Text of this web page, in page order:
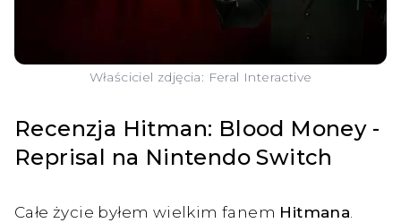
ZALOGUJ
Właściciel zdjęcia: Feral Interactive
Recenzja Hitman: Blood Money -
Reprisal na Nintendo Switch
Całe życie byłem wielkim fanem Hitmana